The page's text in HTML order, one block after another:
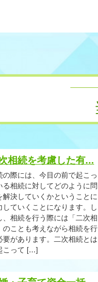
相続を考慮した有...
の際には、今目の前で起こっ
る相続に対してどのように問
解決していくかということに
していくことになります。し
、相続を行う際には「二次相
のことも考えながら相続を行
要があります。二次相続とは
こって […]